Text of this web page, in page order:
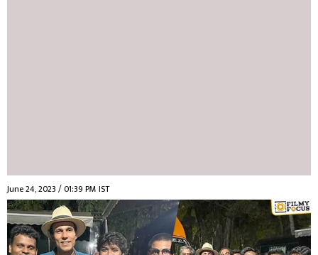
June 24, 2023 / 01:39 PM IST